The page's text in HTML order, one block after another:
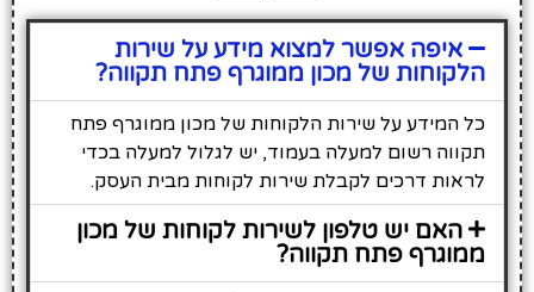
איפה אפשר למצוא מידע על שירות
הלקוחות של מכון ממוגרף פתח תקווה?
כל המידע על שירות הלקוחות של מכון ממוגרף פתח
תקווה רשום למעלה בעמוד, יש לגלול למעלה בכדי
לראות דרכים לקבלת שירות לקוחות מבית העסק.
האם יש טלפון לשירות לקוחות של מכון
ממוגרף פתח תקווה?